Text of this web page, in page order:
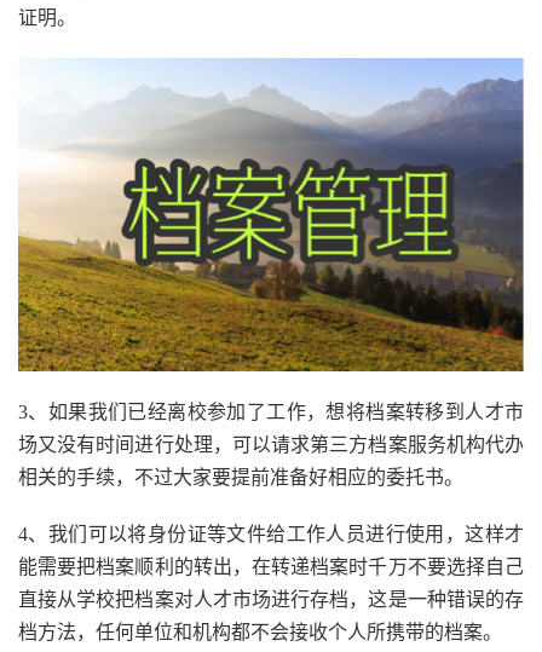
证明。
3、如果我们已经离校参加了工作，想将档案转移到人才市
场又没有时间进行处理，可以请求第三方档案服务机构代办
相关的手续，不过大家要提前准备好相应的委托书。
4、我们可以将身份证等文件给工作人员进行使用，这样才
能需要把档案顺利的转出，在转递档案时千万不要选择自己
直接从学校把档案对人才市场进行存档，这是一种错误的存
档方法，任何单位和机构都不会接收个人所携带的档案。